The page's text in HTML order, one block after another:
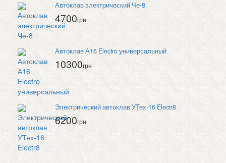
Автоклав электрический Че-8
4700грн
Автоклав А16 Electro универсальный
10300грн
Электрический автоклав УТех-16 Electr8
6200грн